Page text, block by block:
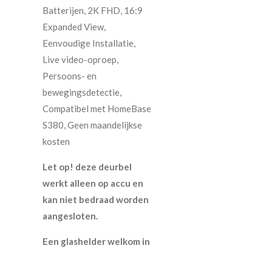
Batterijen, 2K FHD, 16:9
Expanded View,
Eenvoudige Installatie,
Live video-oproep,
Persoons- en
bewegingsdetectie,
Compatibel met HomeBase
S380, Geen maandelijkse
kosten
Let op! deze deurbel
werkt alleen op accu en
kan niet bedraad worden
aangesloten.
Een glashelder welkom in